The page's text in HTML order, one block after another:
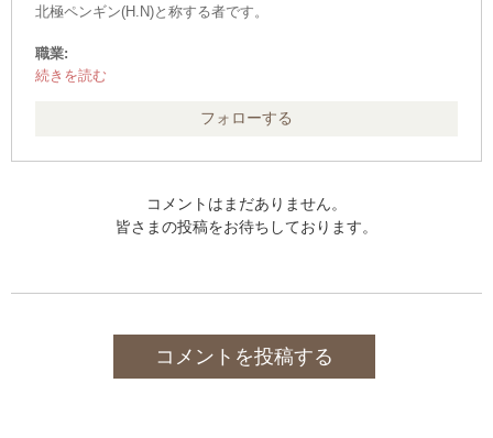
北極ペンギン(H.N)と称する者です。
職業:
その他
・中型自動車第1種運転免許(8t限定) ※旧・普免
・二級ボイラー技士
・児童指導員(任用資格)
・食品衛生責任者
・電気取扱者(低圧・実技１h)
・科学検定 科学基礎
フォローする
コメントはまだありません。
皆さまの投稿をお待ちしております。
コメントを投稿する